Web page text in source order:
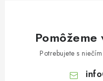
Potrebujete s
info